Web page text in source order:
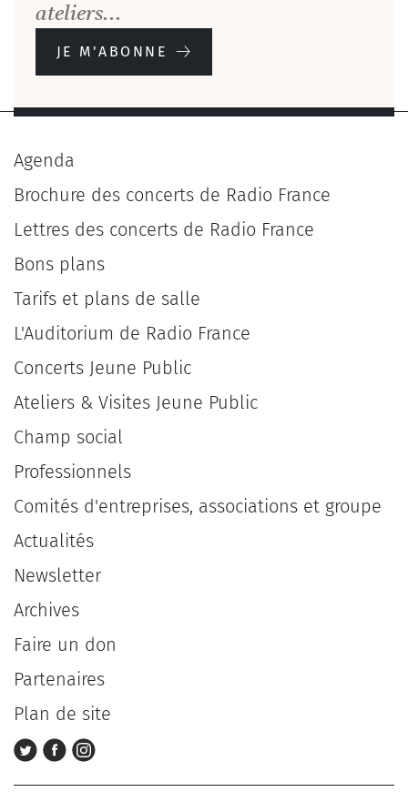
ateliers...
JE M'ABONNE
Agenda
Brochure des concerts de Radio France
Lettres des concerts de Radio France
Bons plans
Tarifs et plans de salle
L'Auditorium de Radio France
Concerts Jeune Public
Ateliers & Visites Jeune Public
Champ social
Professionnels
Comités d'entreprises, associations et groupe
Actualités
Newsletter
Archives
Faire un don
Partenaires
Plan de site